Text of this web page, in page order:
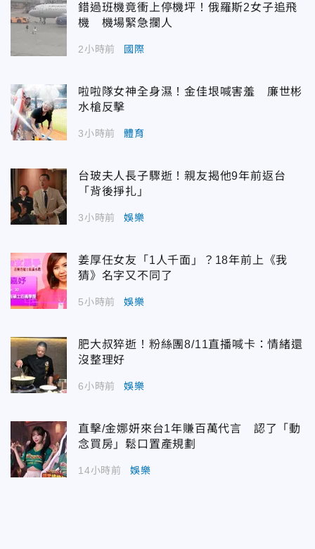
錯過班機竟衝上停機坪！俄羅斯2女子追飛
機 機場緊急攔人
2小時前 國際
啦啦隊女神全身濕！金佳垠喊害羞 廉世彬
水槍反擊
3小時前 體育
台玻夫人長子驟逝！親友揭他9年前返台
「背後掙扎」
3小時前 娛樂
姜厚任女友「1人千面」？18年前上《我
猜》名字又不同了
5小時前 娛樂
肥大叔猝逝！粉絲團8/11直播喊卡：情緒還
沒整理好
6小時前 娛樂
直擊/金娜妍來台1年賺百萬代言 認了「動
念買房」鬆口置產規劃
14小時前 娛樂